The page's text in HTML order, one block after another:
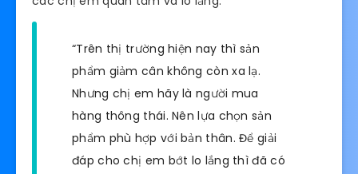
“Trên thị trường hiện nay thì sản
phẩm giảm cân không còn xa lạ.
Nhưng chị em hãy là người mua
hàng thông thái. Nên lựa chọn sản
phẩm phù hợp với bản thân. Để giải
đáp cho chị em bớt lo lắng thì đã có